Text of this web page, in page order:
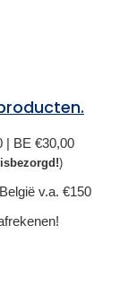
| BE €30,00
)
v.a. €150